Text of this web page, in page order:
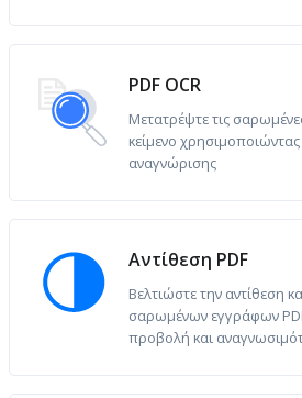
PDF OCR
Μετατρέψτε τις
κείμενο
αναγνώρισης
Αντίθεση PDF
Βελτιώστε την αντίθεση
σαρωμένων εγγράφων
προβολή και